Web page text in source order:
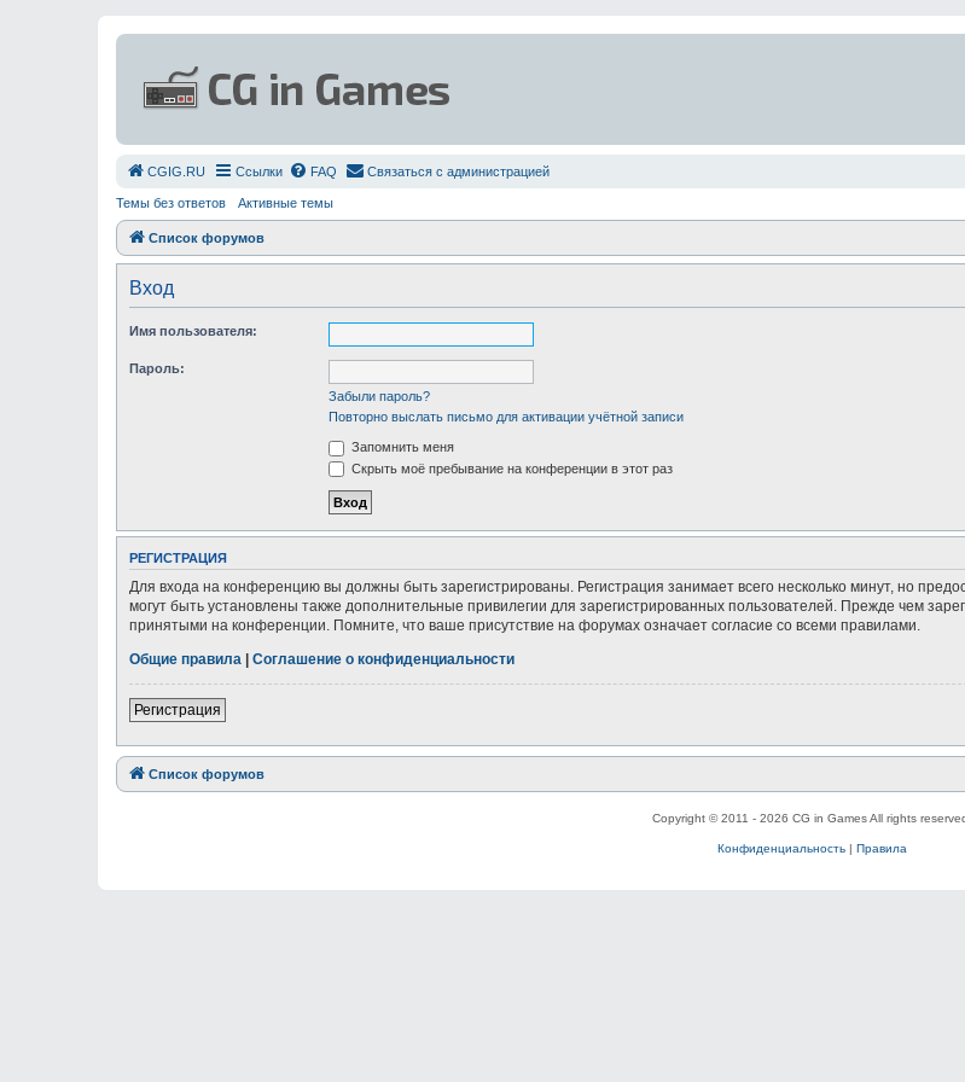
СGIG.RU Ссылки FAQ Связаться с администрацией
Темы без ответов Активные темы
Список форумов
Вход
Имя пользователя:
Пароль:
Забыли пароль?
Повторно выслать письмо для активации учётной записи
Запомнить меня
Скрыть моё пребывание на конференции в этот раз
РЕГИСТРАЦИЯ
Для входа на конференцию вы должны быть зарегистрированы. Регистрация занимает всего несколько минут, но
могут быть установлены также дополнительные привилегии для зарегистрированных пользователей. Прежде чем
принятыми на конференции. Помните, что ваше присутствие на форумах означает согласие со всеми правилами.
Общие правила | Соглашение о конфиденциальности
Регистрация
Список форумов
Copyright © 2011 - 2026 CG in Games All rights
Конфиденциальность| Правила